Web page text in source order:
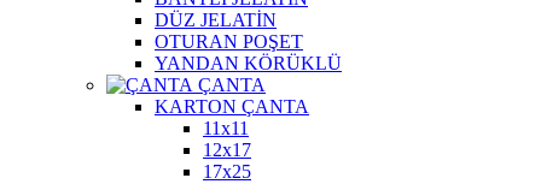
DÜZ JELATİN
OTURAN POŞET
YANDAN KÖRÜKLÜ
ÇANTA
KARTON ÇANTA
11x11
12x17
17x25